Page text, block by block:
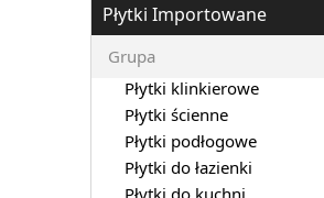
Płytki Importowane
Grupa
Płytki klinkierowe
Płytki ścienne
Płytki podłogowe
Płytki do łazienki
Płytki do kuchni